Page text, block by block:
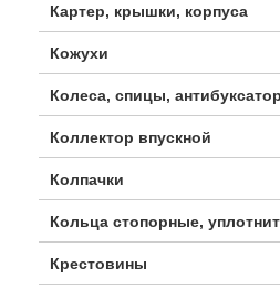
Картер, крышки, корпуса
Кожухи
Колеса, спицы,
Коллектор впускной
Колпачки
Кольца стопорные,
Крестовины